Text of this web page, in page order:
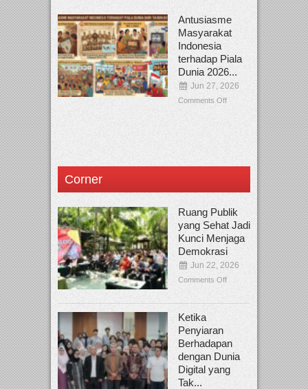
Antusiasme
Masyarakat
Indonesia
terhadap Piala
Dunia 2026...
Jun 27, 2026
Comments Off
Corner
Ruang Publik
yang Sehat Jadi
Kunci Menjaga
Demokrasi
Jun 22, 2026
Comments Off
Ketika
Penyiaran
Berhadapan
dengan Dunia
Digital yang
Tak...